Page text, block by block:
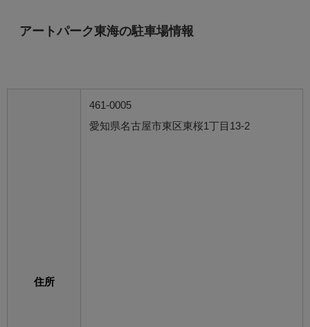
アートパーク東海の駐車場情報
住所
461-0005
愛知県名古屋市東区東桜1丁目13-2